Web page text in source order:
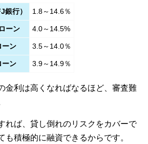
銀行） 1.8～14.6％
ーン 4.0～14.5%
ーン 3.5～14.0％
ーン 3.9～14.9％
金利は高くなればなるほど、審査難
れば、貸し倒れのリスクをカバーで
も積極的に融資できるからです。